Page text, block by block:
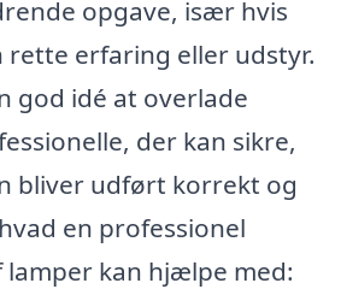
opgave, især hvis
rette erfaring eller udstyr.
god idé at overlade
der kan sikre,
bliver udført korrekt og
en professionel
kan hjælpe med: